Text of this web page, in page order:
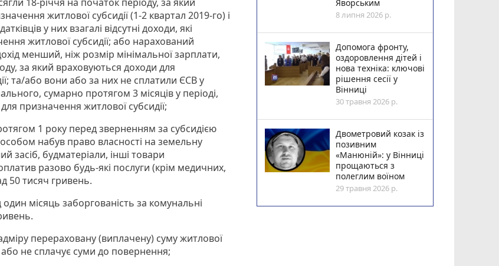
житлової субсидії (1-2 квартал 2019-го) і
у них взагалі відсутні доходи, які
житлової субсидії; або нарахований
менший, ніж розмір мінімальної зарплати,
за який враховуються доходи для
та/або вони або за них не сплатили ЄСВ у
сумарно протягом 3 місяців у періоді,
призначення житлової субсидії;
1 року перед зверненням за субсидією
набув право власності на земельну
засіб, будматеріали, інші товари
разово будь-які послуги (крім медичних,
50 тисяч гривень.
місяць заборгованість за комунальні
перераховану (виплачену) суму житлової
або не сплачує суми до повернення;
Яворським
8 липня 2026 р.
Допомога фронту,
оздоровлення дітей і
нова техніка: ключові
рішення сесії у
Вінниці
30 травня 2026 р.
Двометровий козак із
позивним
«Манюній»: у Вінниці
прощаються з
полеглим воїном
29 травня 2026 р.